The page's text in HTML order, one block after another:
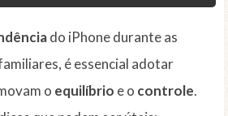
do iPhone durante as
é essencial adotar
o equilíbrio e o controle.